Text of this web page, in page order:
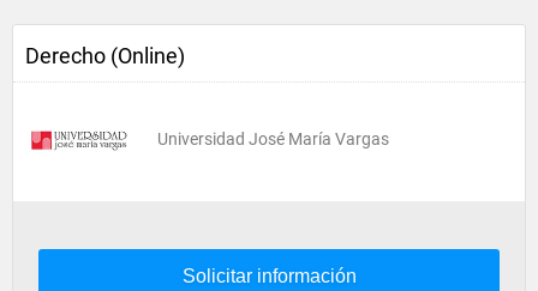
Derecho (Online)
Universidad José María Vargas
Solicitar información